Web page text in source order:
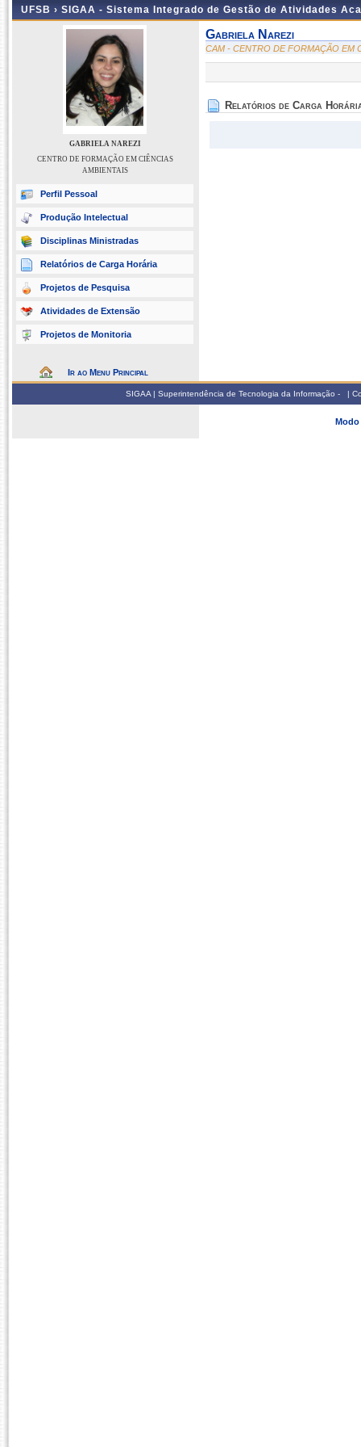
UFSB › SIGAA - Sistema Integrado de Gestão de Atividades
GABRIELA NAREZI
CENTRO DE FORMAÇÃO EM CIÊNCIAS
AMBIENTAIS
Perfil Pessoal
Produção Intelectual
Disciplinas Ministradas
Relatórios de Carga Horária
Projetos de Pesquisa
Atividades de Extensão
Projetos de Monitoria
Ir ao Menu Principal
Gabriela Narezi
CAM - CENTRO DE FORMAÇÃO EM
Relatórios de Carga
SIGAA | Superintendência de Tecnologia da Informação - |
Modo